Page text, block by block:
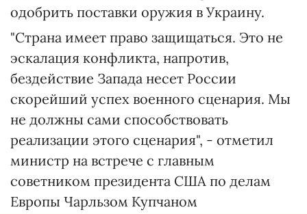
одобрить поставки оружия в Украину.
"Страна имеет право защищаться. Это не
эскалация конфликта, напротив,
бездействие Запада несет России
скорейший успех военного сценария. Мы
не должны сами способствовать
реализации этого сценария", - отметил
министр на встрече с главным
советником президента США по делам
Европы Чарльзом Купчаном